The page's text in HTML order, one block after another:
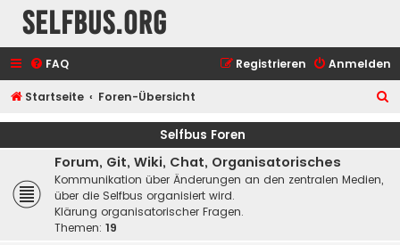
selfbus.org
FAQ Anmelden
Registrieren
Startseite Foren-Übersicht
u
Selfbus Foren
Forum, Git, Wiki, Chat, Organisatorisches
Kommunikation über Änderungen an den zentralen Medien,
über die Selfbus organisiert wird.
Klärung organisatorischer Fragen.
Themen: 19